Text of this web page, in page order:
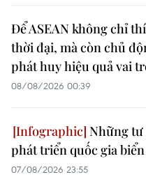
Để ASEAN không chỉ
thời đại, mà còn chủ
phát huy hiệu quả vai
08/08/2026 00:39
Những tư
phát triển quốc gia
07/08/2026 23:55